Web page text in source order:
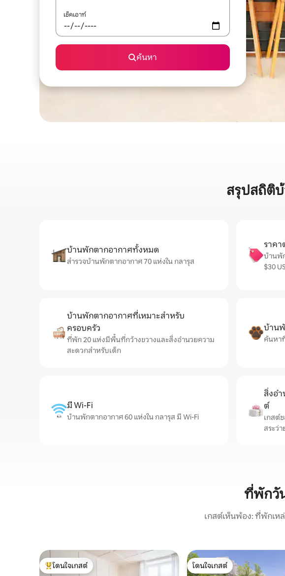
เช็คเอาท์
ค้นหา
สรุปสถิติ
บ้านพักตากอากาศทั้งหมด
สำรวจบ้านพักตากอากาศ 70 แห่งใน กลารุส
ราค
บ้านพั
$30
บ้านพักตากอากาศที่เหมาะสำหรับ
ครอบครัว
ที่พัก 20 แห่งมีพื้นที่กว้างขวางและสิ่งอำนวยความ
สะดวกสำหรับเด็ก
บ้าน
ค้นหา
มี Wi-Fi
บ้านพักตากอากาศ 60 แห่งใน กลารุส มี Wi-Fi
สิ่งอ
ต์
เกสต์
สระว่า
ที่พักวั
เกสต์เห็นพ้อง: ที่พักเห
โดนใจเกสต์ที่สุด
โดนใจเกสต์
โดนใจเกสต์
โดนใจเกสต์